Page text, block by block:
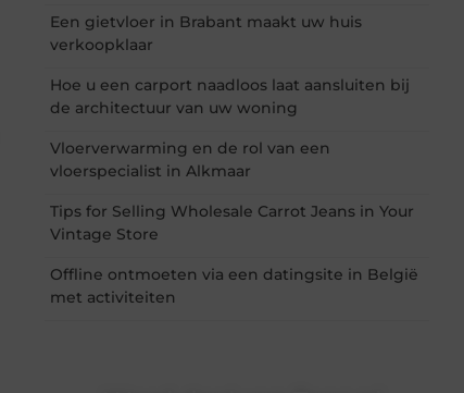
Een gietvloer in Brabant maakt uw huis
verkoopklaar
Hoe u een carport naadloos laat aansluiten bij
de architectuur van uw woning
Vloerverwarming en de rol van een
vloerspecialist in Alkmaar
Tips for Selling Wholesale Carrot Jeans in Your
Vintage Store
Offline ontmoeten via een datingsite in België
met activiteiten